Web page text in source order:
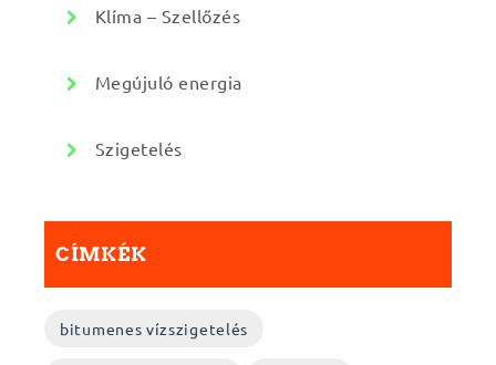
Klíma – Szellőzés
Megújuló energia
Szigetelés
CÍMKÉK
bitumenes vízszigetelés